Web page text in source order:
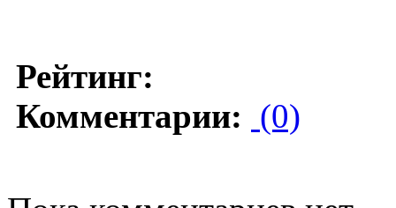
Рейтинг:
Комментарии: (0)